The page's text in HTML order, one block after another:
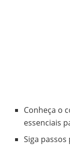
Conheça o
essenciais
Siga